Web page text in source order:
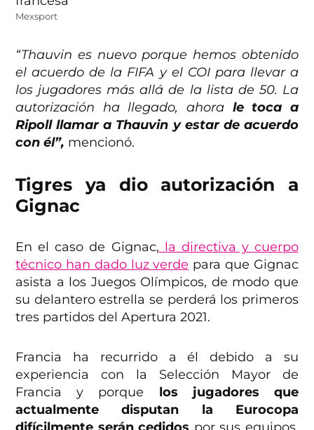
Mexsport
“Thauvin es nuevo porque hemos obtenido
el acuerdo de la FIFA y el COI para llevar a
los jugadores más allá de la lista de 50. La
autorización ha llegado, ahora le toca a
Ripoll llamar a Thauvin y estar de acuerdo
con él”, mencionó.
Tigres ya dio autorización a
Gignac
En el caso de Gignac, la directiva y cuerpo
técnico han dado luz verde para que Gignac
asista a los Juegos Olímpicos, de modo que
su delantero estrella se perderá los primeros
tres partidos del Apertura 2021.
Francia ha recurrido a él debido a su
experiencia con la Selección Mayor de
Francia y porque los jugadores que
actualmente disputan la Eurocopa